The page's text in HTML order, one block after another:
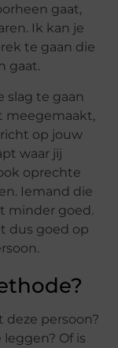
gaat,
Ik kan je
te gaan die
gaat.
slag te gaan
meegemaakt,
op jouw
waar jij
oprechte
Iemand die
minder goed.
dus goed op
persoon?
Of is